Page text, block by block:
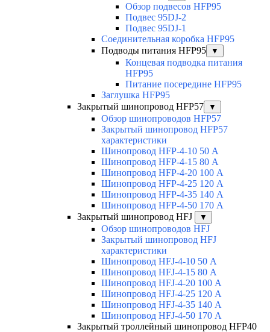
Обзор подвесов HFP95
Подвес 95DJ-2
Подвес 95DJ-1
Соединительная коробка HFP95
Подводы питания HFP95
▼
Концевая подводка питания
HFP95
Питание посередине HFP95
Заглушка HFP95
Закрытый шинопровод HFP57
▼
Обзор шинопроводов HFP57
Закрытый шинопровод HFP57
характеристики
Шинопровод HFP-4-10 50 А
Шинопровод HFP-4-15 80 А
Шинопровод HFP-4-20 100 А
Шинопровод HFP-4-25 120 А
Шинопровод HFP-4-35 140 А
Шинопровод HFP-4-50 170 А
Закрытый шинопровод HFJ
▼
Обзор шинопроводов HFJ
Закрытый шинопровод HFJ
характеристики
Шинопровод HFJ-4-10 50 А
Шинопровод HFJ-4-15 80 А
Шинопровод HFJ-4-20 100 А
Шинопровод HFJ-4-25 120 А
Шинопровод HFJ-4-35 140 А
Шинопровод HFJ-4-50 170 А
Закрытый троллейный шинопровод HFP40